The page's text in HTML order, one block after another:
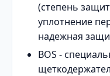
(степень
уплотнение
надежная
BOS -